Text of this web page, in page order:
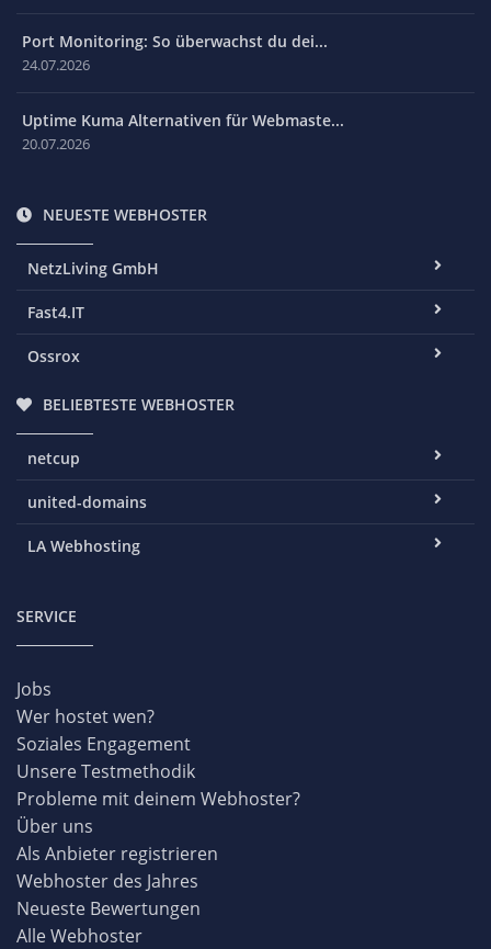
Port Monitoring: So überwachst du dei...
24.07.2026
Uptime Kuma Alternativen für Webmaste...
20.07.2026
NEUESTE WEBHOSTER
NetzLiving GmbH
Fast4.IT
Ossrox
BELIEBTESTE WEBHOSTER
netcup
united-domains
LA Webhosting
SERVICE
Jobs
Wer hostet wen?
Soziales Engagement
Unsere Testmethodik
Probleme mit deinem Webhoster?
Über uns
Als Anbieter registrieren
Webhoster des Jahres
Neueste Bewertungen
Alle Webhoster